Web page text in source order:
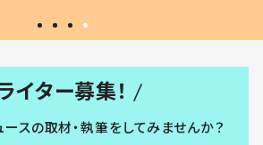
イター募集！
スの取材・執筆をしてみませんか？